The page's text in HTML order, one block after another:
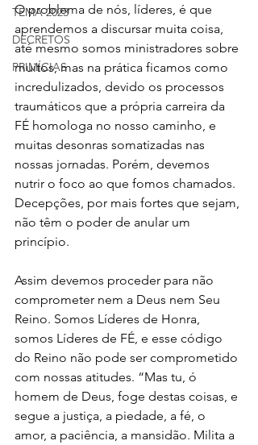
TEMA 2023
DECRETOS
PRIMÍCIAS
O problema de nós, líderes, é que
aprendemos a discursar muita coisa,
até mesmo somos ministradores sobre
muitos, mas na prática ficamos como
incredulizados, devido os processos
traumáticos que a própria carreira da
FÉ homologa no nosso caminho, e
muitas desonras somatizadas nas
nossas jornadas. Porém, devemos
nutrir o foco ao que fomos chamados.
Decepções, por mais fortes que sejam,
não têm o poder de anular um
princípio.
Assim devemos proceder para não
comprometer nem a Deus nem Seu
Reino. Somos Líderes de Honra,
somos Líderes de FÉ, e esse código
do Reino não pode ser comprometido
com nossas atitudes. “Mas tu, ó
homem de Deus, foge destas coisas, e
segue a justiça, a piedade, a fé, o
amor, a paciência, a mansidão. Milita a